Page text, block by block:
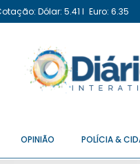
Dólar: 5.41 I Euro: 6.35
OPINIÃO POLÍCIA &